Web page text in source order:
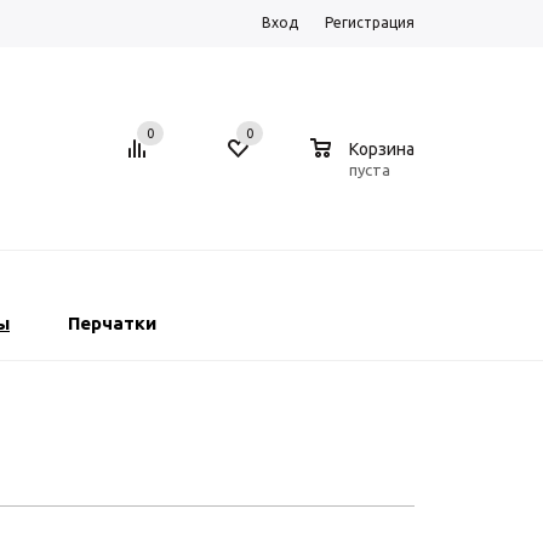
Вход Регистрация
0 0
Корзина
пуста
Перчатки